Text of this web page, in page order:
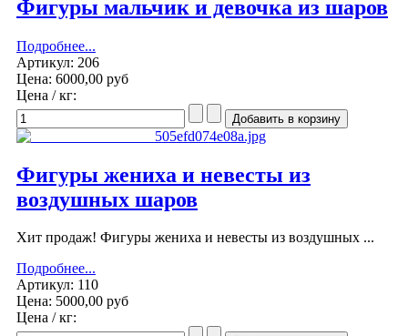
Фигуры мальчик и девочка из шаров
Подробнее...
Артикул: 206
Цена: 6000,00 руб
Цена / кг:
Фигуры жениха и невесты из
воздушных шаров
Хит продаж! Фигуры жениха и невесты из воздушных ...
Подробнее...
Артикул: 110
Цена: 5000,00 руб
Цена / кг: